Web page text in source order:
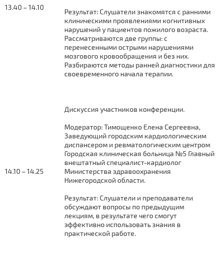
13.40 – 14.10
Результат: Слушатели знакомятся с ранними
клиническими проявлениями когнитивных
нарушений у пациентов пожилого возраста.
Рассматриваются две группы: с
перенесенными острыми нарушениями
мозгового кровообращения и без них.
Разбираются методы ранней диагностики для
своевременного начала терапии.
14.10 – 14.25
Дискуссия участников конференции.
Модератор: Тимощенко Елена Сергеевна,
Заведующий городским кардиологическим
диспансером и ревматологическим центром
Городская клиническая больница №5 Главный
внештатный специалист-кардиолог
Министерства здравоохранения
Нижегородской области.
Результат: Слушатели и преподаватели
обсуждают вопросы по предыдущим
лекциям, в результате чего смогут
эффективно использовать знания в
практической работе.